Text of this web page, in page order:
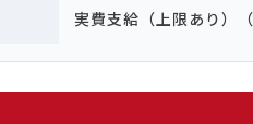
実費支給（上限あり）